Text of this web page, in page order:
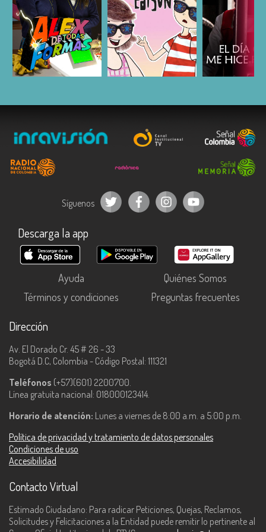
ESCUCHAR ESCUCHAR
Síguenos
Descarga la app
Ayuda
Quiénes Somos
Términos y condiciones
Preguntas frecuentes
Dirección
Av. El Dorado Cr. 45 # 26 - 33
Bogotá D.C, Colombia - Código Postal: 111321
Teléfonos (+57)(601) 2200700.
Línea gratuita nacional: 018000123414.
Horario de atención: Lunes a viernes de 8:00 a.m. a 5:00 p.m.
Política de privacidad y tratamiento de datos personales
Condiciones de uso
Accesibilidad
Contacto Virtual
Estimado Ciudadano: Para radicar Peticiones, Quejas, Reclamos,
Solicitudes y Felicitaciones a la Entidad puede remitir lo pertinente al